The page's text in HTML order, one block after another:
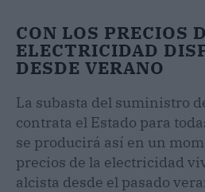
CON LOS PRECIOS
ELECTRICIDAD
DESDE VERANO
La subasta del suministro
contrata el Estado para
se producirá así en un
precios de la electricidad
alcista desde el pasado